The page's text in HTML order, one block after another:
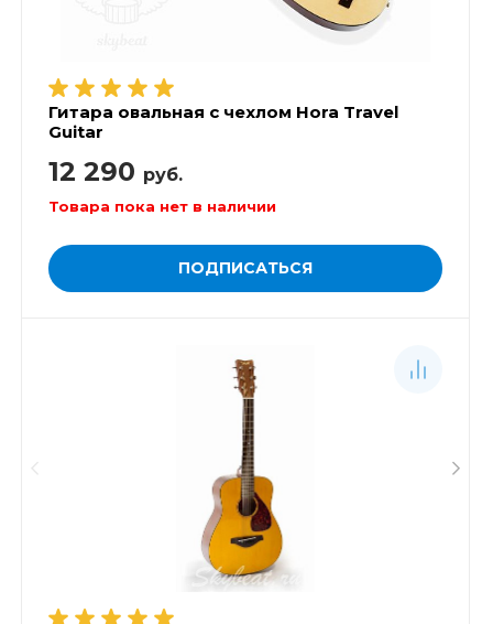
Гитара овальная с чехлом Hora Travel
Guitar
12 290 руб.
Товара пока нет в наличии
ПОДПИСАТЬСЯ